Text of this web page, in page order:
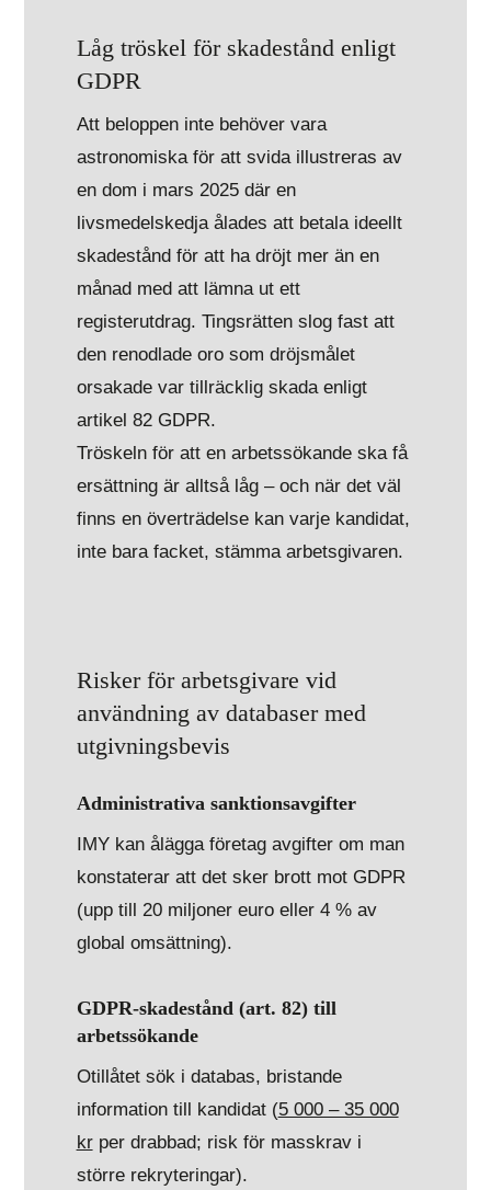
Låg tröskel för skadestånd enligt
GDPR
Att beloppen inte behöver vara
astronomiska för att svida illustreras av
en dom i mars 2025 där en
livsmedelskedja ålades att betala ideellt
skadestånd för att ha dröjt mer än en
månad med att lämna ut ett
registerutdrag. Tingsrätten slog fast att
den renodlade oro som dröjsmålet
orsakade var tillräcklig skada enligt
artikel 82 GDPR.
Tröskeln för att en arbetssökande ska få
ersättning är alltså låg – och när det väl
finns en överträdelse kan varje kandidat,
inte bara facket, stämma arbetsgivaren.
Risker för arbetsgivare vid
användning av databaser med
utgivningsbevis
Administrativa sanktionsavgifter
IMY kan ålägga företag avgifter om man
konstaterar att det sker brott mot GDPR
(upp till 20 miljoner euro eller 4 % av
global omsättning).
GDPR-skadestånd (art. 82) till
arbetssökande
Otillåtet sök i databas, bristande
information till kandidat (5 000 – 35 000
krper drabbad; risk för masskrav i
större rekryteringar).